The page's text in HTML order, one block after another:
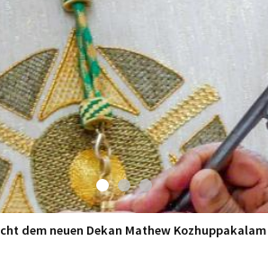
dem neuen Dekan Mathew